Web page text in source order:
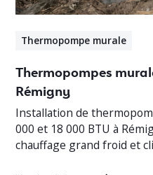
Thermopompe murale
Thermopompes
Rémigny
Installation de
000 et 18 000 BTU à
chauffage grand froid et